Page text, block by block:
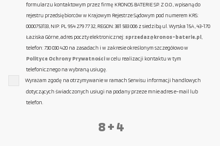
formularzu kontaktowym przez firmę KRONOS BATERIE SP. Z O.O., wpisaną do
rejestru przedsiębiorców w Krajowym Rejestrze Sądowym pod numerem KRS:
0000753133, NIP: PL 954 279 77 32, REGON: 381 583 006 z siedzibą ul. Wyrska 15A, 43-170
Łaziska Górne, adres poczty elektronicznej: sprzedaz@kronos-baterie.pl
telefon: 730 030 420 na zasadach i w zakresie określonym szczegółowo w
Polityce Ochrony Prywatnościw celu realizacji kontaktu w tym
telefonicznego na wybraną usługę.
Wyrażam zgodę na otrzymywanie w ramach Serwisu informacji handlowych
dotyczących świadczonych usługi na podany przeze mnie adres e-mail lub
telefon.
8 + 4